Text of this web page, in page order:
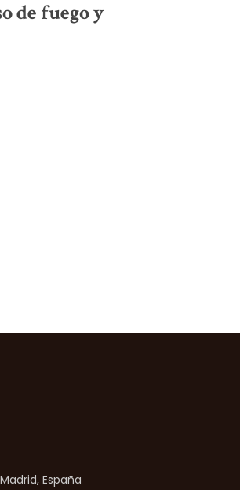
de fuego y
España